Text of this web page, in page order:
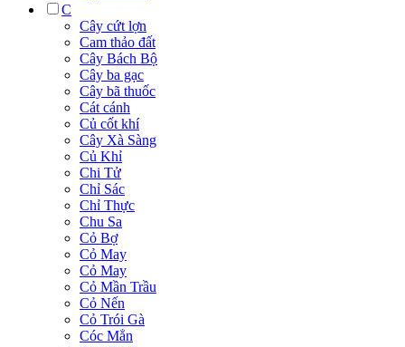
C
Cây cứt lợn
Cam thảo đất
Cây Bách Bộ
Cây ba gạc
Cây bã thuốc
Cát cánh
Củ cốt khí
Cây Xà Sàng
Củ Khỉ
Chi Tử
Chỉ Sác
Chỉ Thực
Chu Sa
Cỏ Bợ
Cỏ May
Cỏ May
Cỏ Mần Trầu
Cỏ Nến
Cỏ Trói Gà
Cóc Mẳn